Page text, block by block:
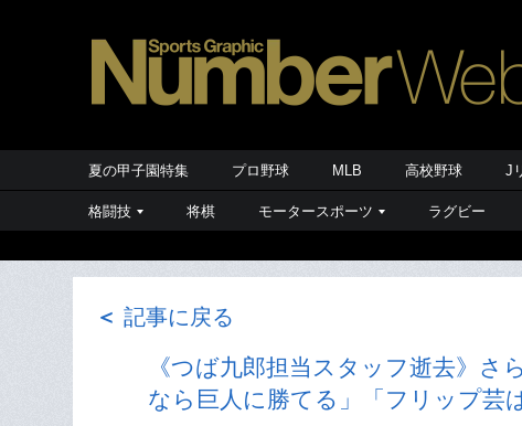
夏の甲子園特集 プロ野球 MLB 高校野球 J
格闘技 将棋 モータースポーツ ラグビー
＜ 記事に戻る
《つば九郎担当スタッフ逝去》
なら巨人に勝てる」「フリップ芸